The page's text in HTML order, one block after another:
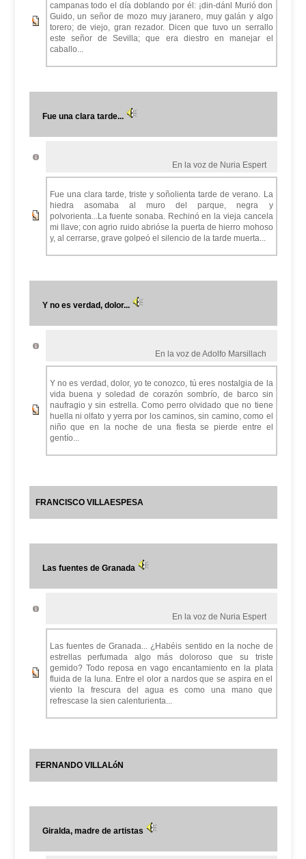
campanas todo el día doblando por él: ¡din-dánl Murió don
Guido, un señor de mozo muy jaranero, muy galán y algo
torero; de viejo, gran rezador. Dicen que tuvo un serrallo
este señor de Sevilla; que era diestro en manejar el
caballo...
Fue una clara tarde...
En la voz de Nuria Espert
Fue una clara tarde, triste y soñolienta tarde de verano. La
hiedra asomaba al muro del parque, negra y
polvorienta...La fuente sonaba. Rechinó en la vieja cancela
mi llave; con agrio ruido abrióse la puerta de hierro mohoso
y, al cerrarse, grave golpeó el silencio de la tarde muerta...
Y no es verdad, dolor...
En la voz de Adolfo Marsillach
Y no es verdad, dolor, yo te conozco, tú eres nostalgia de la
vida buena y soledad de corazón sombrío, de barco sin
naufragio y sin estrella. Como perro olvidado que no tiene
huella ni olfato y yerra por los caminos, sin camino, como el
niño que en la noche de una fiesta se pierde entre el
gentío...
FRANCISCO VILLAESPESA
Las fuentes de Granada
En la voz de Nuria Espert
Las fuentes de Granada... ¿Habéis sentido en la noche de
estrellas perfumada algo más doloroso que su triste
gemido? Todo reposa en vago encantamiento en la plata
fluida de la luna. Entre el olor a nardos que se aspira en el
viento la frescura del agua es como una mano que
refrescase la sien calenturienta...
FERNANDO VILLALóN
Giralda, madre de artistas